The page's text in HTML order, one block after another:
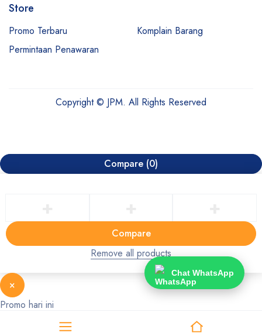
Store
Promo Terbaru
Komplain Barang
Permintaan Penawaran
Copyright © JPM. All Rights Reserved
Compare (0)
Compare
Remove all products
×
Promo hari ini
Chat WhatsApp